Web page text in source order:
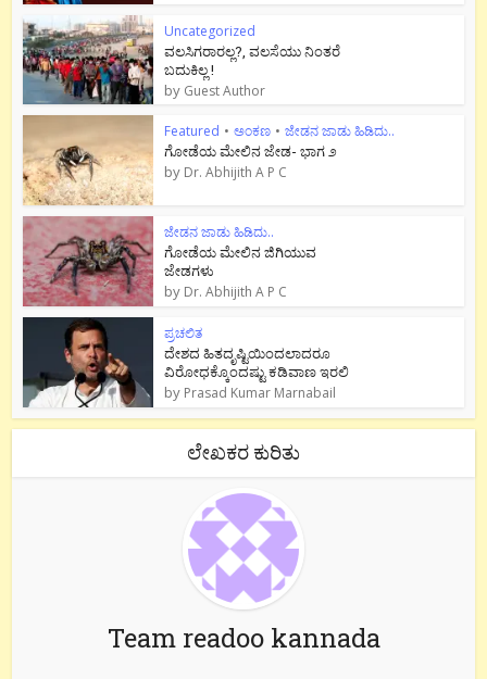
Uncategorized
ವಲಸಿಗರಾರಲ್ಲ?, ವಲಸೆಯು ನಿಂತರೆ
ಬದುಕಿಲ್ಲ !
by Guest Author
Featured • ಅಂಕಣ • ಜೇಡನ ಜಾಡು ಹಿಡಿದು..
ಗೋಡೆಯ ಮೇಲಿನ ಜೇಡ- ಭಾಗ ೨
by Dr. Abhijith A P C
ಜೇಡನ ಜಾಡು ಹಿಡಿದು..
ಗೋಡೆಯ ಮೇಲಿನ ಜಿಗಿಯುವ
ಜೇಡಗಳು
by Dr. Abhijith A P C
ಪ್ರಚಲಿತ
ದೇಶದ ಹಿತದೃಷ್ಟಿಯಿಂದಲಾದರೂ
ವಿರೋಧಕ್ಕೊಂದಷ್ಟು ಕಡಿವಾಣ ಇರಲಿ
by Prasad Kumar Marnabail
ಲೇಖಕರ ಕುರಿತು
Team readoo kannada